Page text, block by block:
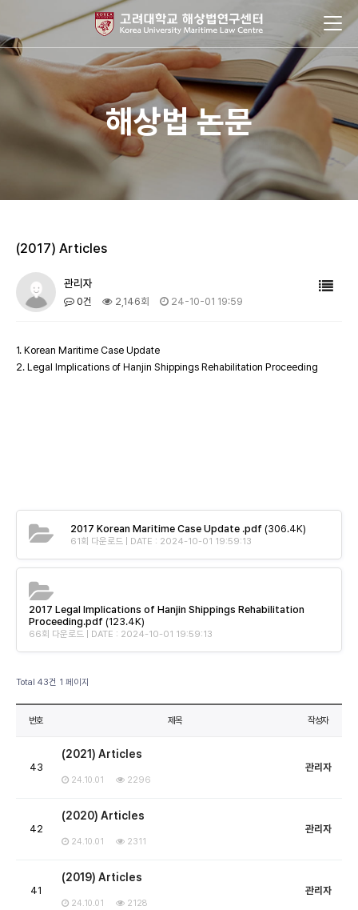
해상법 논문
(2017) Articles
관리자
0건 2,146회 24-10-01 19:59
1. Korean Maritime Case Update
2. Legal Implications of Hanjin Shippings Rehabilitation Proceeding
2017 Korean Maritime Case Update .pdf (306.4K)
61회 다운로드 | DATE : 2024-10-01 19:59:13
2017 Legal Implications of Hanjin Shippings Rehabilitation
Proceeding.pdf (123.4K)
66회 다운로드 | DATE : 2024-10-01 19:59:13
Total 43건 1 페이지
번호 제목 작성자
43
(2021) Articles
24.10.01 2296
관리자
42
(2020) Articles
24.10.01 2311
관리자
41
(2019) Articles
24.10.01 2128
관리자